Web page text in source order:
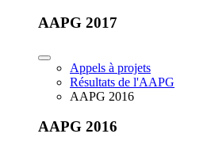
AAPG 2017
Appels à projets
Résultats de l'AAPG
AAPG 2016
AAPG 2016